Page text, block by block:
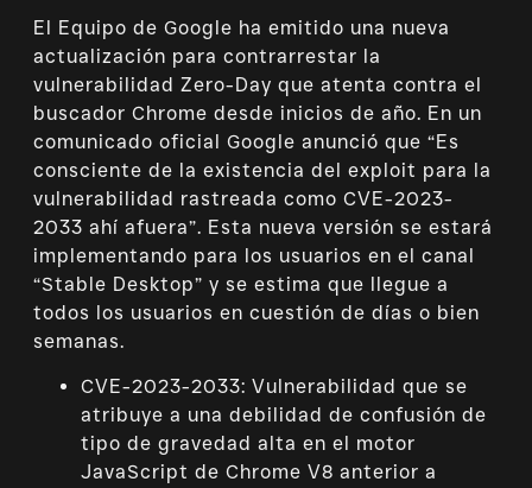
El Equipo de Google ha emitido una nueva
actualización para contrarrestar la
vulnerabilidad Zero-Day que atenta contra el
buscador Chrome desde inicios de año. En un
comunicado oficial Google anunció que “Es
consciente de la existencia del exploit para la
vulnerabilidad rastreada como CVE-2023-
2033 ahí afuera”. Esta nueva versión se estará
implementando para los usuarios en el canal
“Stable Desktop” y se estima que llegue a
todos los usuarios en cuestión de días o bien
semanas.
CVE-2023-2033: Vulnerabilidad que se
atribuye a una debilidad de confusión de
tipo de gravedad alta en el motor
JavaScript de Chrome V8 anterior a